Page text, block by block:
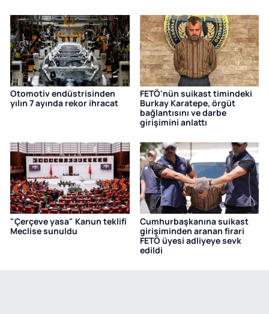
Otomotiv endüstrisinden
yılın 7 ayında rekor ihracat
FETÖ'nün suikast timindeki
Burkay Karatepe, örgüt
bağlantısını ve darbe
girişimini anlattı
"Çerçeve yasa" Kanun teklifi
Meclise sunuldu
Cumhurbaşkanına suikast
girişiminden aranan firari
FETÖ üyesi adliyeye sevk
edildi